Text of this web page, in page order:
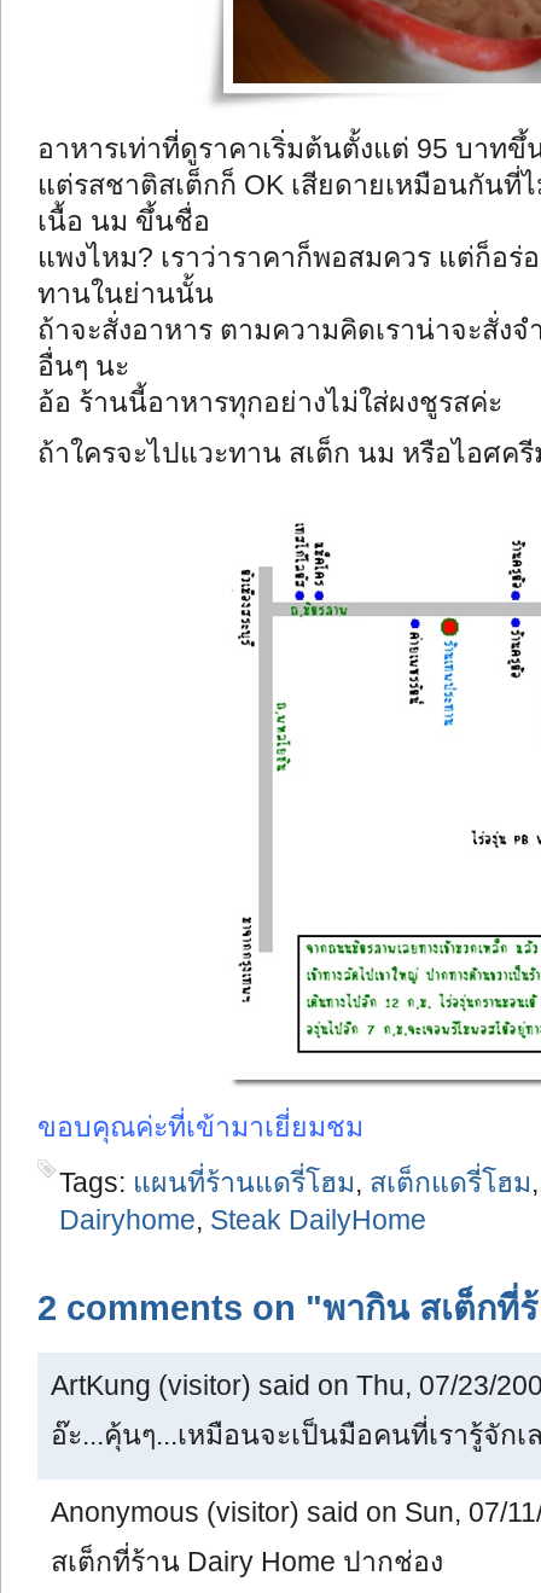
อาหารเท่าที่ดูราคาเริ่มต้นตั้งแต่ 95 บาท
แต่รสชาติสเต็กก็ OK เสียดายเหมือนกันที่
เนื้อ นม ขึ้นชื่อ
แพงไหม? เราว่าราคาก็พอสมควร แต่ก็อ
ทานในย่านนั้น
ถ้าจะสั่งอาหาร ตามความคิดเราน่าจะสั่ง
อื่นๆ นะ
อ้อ ร้านนี้อาหารทุกอย่างไม่ใส่ผงชูรสค่ะ
ถ้าใครจะไปแวะทาน สเต็ก นม หรือไอศค
ขอบคุณค่ะที่เข้ามาเยี่ยมชม
Tags: แผนที่ร้านแดรี่โฮม, สเต็กแดรี่โฮม
Dairyhome, Steak DailyHome
2 comments on "พากิน สเต็กที่
ArtKung (visitor) said on Thu, 07/23/
อ๊ะ...คุ้นๆ...เหมือนจะเป็นมือคนที่เรารู้จักเ
Anonymous (visitor) said on Sun, 07/
สเต็กที่ร้าน Dairy Home ปากช่อง